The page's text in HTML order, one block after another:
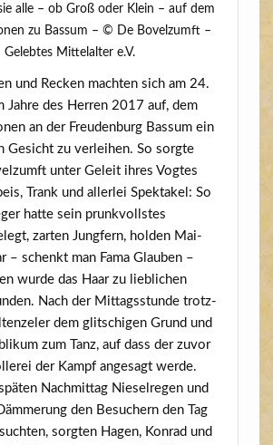
alle – ob Groß oder Klein – auf dem
zu Bas­sum – © De Bovelzumft –
Geleb­tes Mit­tel­al­ter e.V.
und Recken mach­ten sich am 24.
Jah­re des Her­ren 2017 auf, dem
an der Freu­den­burg Bas­sum ein
Gesicht zu ver­lei­hen. So sorg­te
unter Geleit ihres Vog­tes
Trank und aller­lei Spek­ta­kel: So
hat­te sein prunk­volls­tes
zar­ten Jung­fern, hol­den Mai­
– schenkt man Fama Glau­ben –
wur­de das Haar zu lieb­li­chen
Nach der Mit­tags­stun­de trotz­
dem glit­schi­gen Grund und
zum Tanz, auf dass der zuvor
der Kampf ange­sagt wer­de.
Nach­mit­tag Nie­sel­re­gen und
den Besu­chern den Tag
sorg­ten Hagen, Kon­rad und